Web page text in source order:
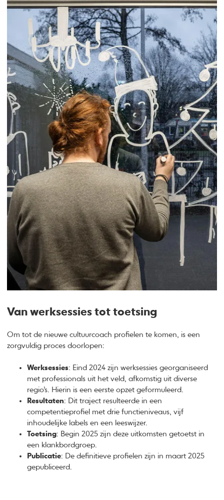
Van werksessies tot toetsing
Om tot de nieuwe cultuurcoach profielen te komen, is een
zorgvuldig proces doorlopen:
Werksessies: Eind 2024 zijn werksessies georganiseerd
met professionals uit het veld, afkomstig uit diverse
regio’s. Hierin is een eerste opzet geformuleerd.
Resultaten: Dit traject resulteerde in een
competentieprofiel met drie functieniveaus, vijf
inhoudelijke labels en een leeswijzer.
Toetsing: Begin 2025 zijn deze uitkomsten getoetst in
een klankbordgroep.
Publicatie: De definitieve profielen zijn in maart 2025
gepubliceerd.